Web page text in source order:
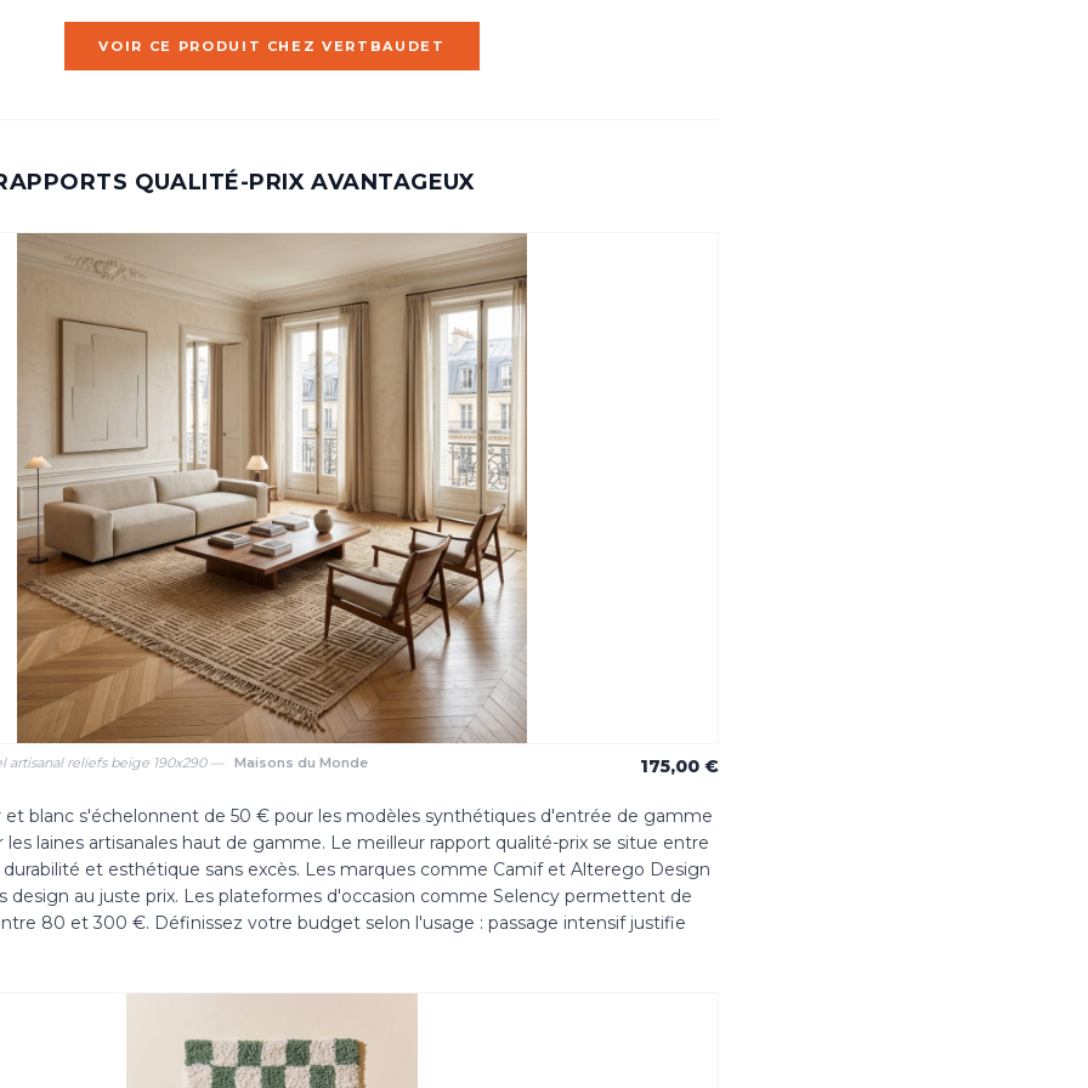
VOIR CE PRODUIT CHEZ VERTBAUDET
QUALITÉ-PRIX AVANTAGEUX
artisanal reliefs beige 190x290 — Maisons du Monde 175,00 €
et blanc s'échelonnent de 50 € pour les modèles synthétiques d'entrée de gamme
laines artisanales haut de gamme. Le meilleur rapport qualité-prix se situe entre
et esthétique sans excès. Les marques comme Camif et Alterego Design
design au juste prix. Les plateformes d'occasion comme Selency permettent de
80 et 300 €. Définissez votre budget selon l'usage : passage intensif justifie